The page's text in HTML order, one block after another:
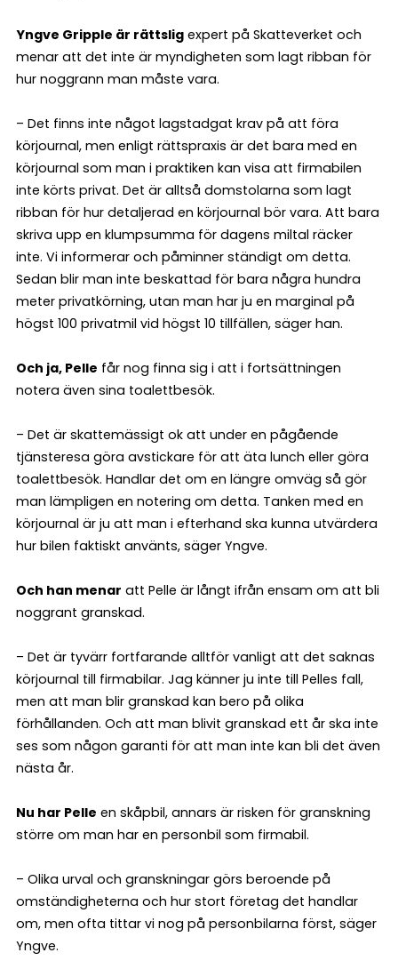
Yngve Gripple är rättslig expert på Skatteverket och
menar att det inte är myndigheten som lagt ribban för
hur noggrann man måste vara.
– Det finns inte något lagstadgat krav på att föra
körjournal, men enligt rättspraxis är det bara med en
körjournal som man i praktiken kan visa att firmabilen
inte körts privat. Det är alltså domstolarna som lagt
ribban för hur detaljerad en körjournal bör vara. Att bara
skriva upp en klumpsumma för dagens miltal räcker
inte. Vi informerar och påminner ständigt om detta.
Sedan blir man inte beskattad för bara några hundra
meter privatkörning, utan man har ju en marginal på
högst 100 privatmil vid högst 10 tillfällen, säger han.
Och ja, Pelle får nog finna sig i att i fortsättningen
notera även sina toalett­besök.
– Det är skattemässigt ok att under en pågående
tjänsteresa göra avstickare för att äta lunch eller göra
toalettbesök. Handlar det om en längre omväg så gör
man lämpligen en notering om detta. Tanken med en
körjournal är ju att man i efterhand ska kunna utvärdera
hur bilen faktiskt använts, säger Yngve.
Och han menar att Pelle är långt ifrån ensam om att bli
noggrant granskad.
– Det är tyvärr fortfarande alltför vanligt att det saknas
körjournal till firmabilar. Jag känner ju inte till Pelles fall,
men att man blir granskad kan bero på olika
förhållanden. Och att man blivit granskad ett år ska inte
ses som någon garanti för att man inte kan bli det även
nästa år.
Nu har Pelle en skåpbil, annars är risken för granskning
större om man har en personbil som firmabil.
– Olika urval och granskningar görs beroende på
omständigheterna och hur stort företag det handlar
om, men ofta tittar vi nog på personbilarna först, säger
Yngve.